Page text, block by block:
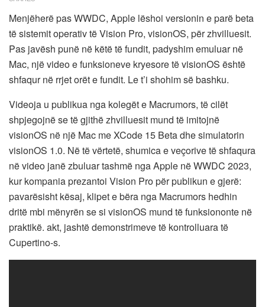
Menjëherë pas WWDC, Apple lëshoi ​​versionin e parë beta
të sistemit operativ të Vision Pro, visionOS, për zhvilluesit.
Pas javësh punë në këtë të fundit, padyshim emuluar në
Mac, një video e funksioneve kryesore të visionOS është
shfaqur në rrjet orët e fundit. Le t’i shohim së bashku.
Videoja u publikua nga kolegët e Macrumors, të cilët
shpjegojnë se të gjithë zhvilluesit mund të imitojnë
visionOS në një Mac me XCode 15 Beta dhe simulatorin
visionOS 1.0. Në të vërtetë, shumica e veçorive të shfaqura
në video janë zbuluar tashmë nga Apple në WWDC 2023,
kur kompania prezantoi Vision Pro për publikun e gjerë:
pavarësisht kësaj, klipet e bëra nga Macrumors hedhin
dritë mbi mënyrën se si visionOS mund të funksiononte në
praktikë. akt, jashtë demonstrimeve të kontrolluara të
Cupertino-s.